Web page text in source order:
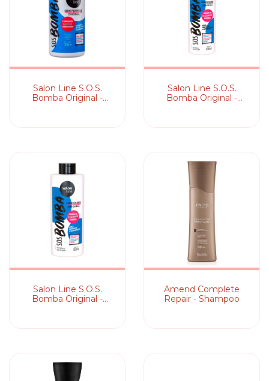
Salon Line S.O.S.
Bomba Original -
Salon Line S.O.S.
Bomba Original -
Salon Line S.O.S.
Bomba Original -
Amend Complete
Repair - Shampoo